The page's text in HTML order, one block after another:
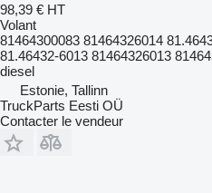
98,39 € HT
Volant
81464300083 81464326014
81.46432-6013 81464326013
diesel
Estonie, Tallinn
TruckParts Eesti OÜ
Contacter le vendeur